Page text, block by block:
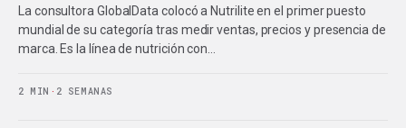
La consultora GlobalData colocó a Nutrilite en el primer puesto
mundial de su categoría tras medir ventas, precios y presencia de
marca. Es la línea de nutrición con…
2 MIN · 2 SEMANAS